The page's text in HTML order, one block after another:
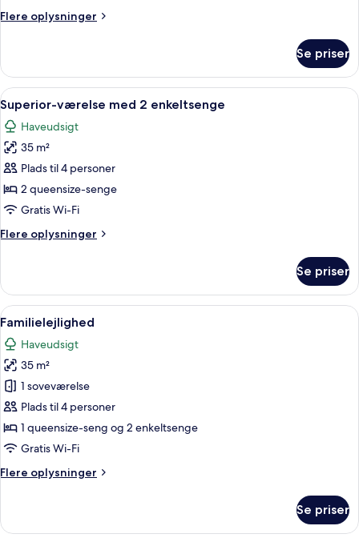
Flere oplysninger
Flere
med
enkeltsenge
Se priser
Indlæs
alle
billeder
af
Superior-
værelse
med
enkeltsenge
Et hotelværelse med to senge, en
7
Superior-værelse med 2 enkeltsenge
Haveudsigt
35 m²
Plads til 4 personer
2 queensize-senge
Gratis Wi-Fi
Flere oplysninger
Flere
værelse
med
2
enkeltsenge
Se priser
Indlæs
alle
billeder
af
Familielejlighed
Et hotelværelse med seng, to
22
Familielejlighed
Haveudsigt
35 m²
1 soveværelse
Plads til 4 personer
1 queensize-seng og 2 enkeltsenge
Gratis Wi-Fi
Flere oplysninger
Flere
Se priser